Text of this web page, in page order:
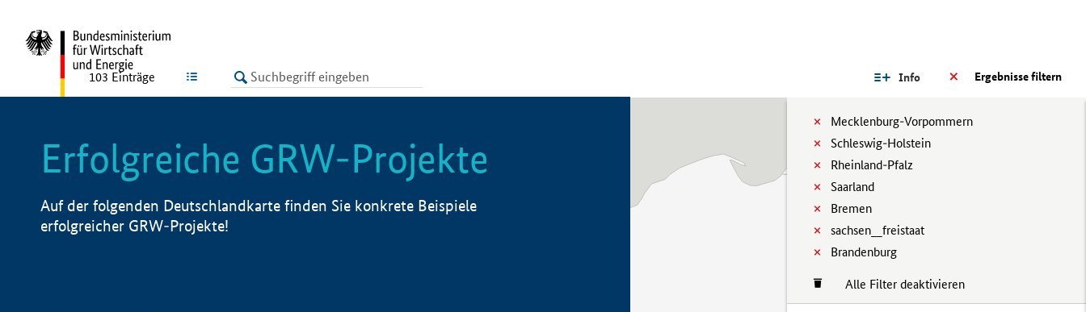
LISTE Ergebnisse filtern
Info
Mecklenburg-Vorpommern
Schleswig-Holstein
Rheinland-Pfalz
Saarland
Bremen
sachsen__freistaat
Brandenburg
Alle Filter deaktivieren
103 Einträge
Erfolgreiche GRW-Projekte
Auf der folgenden Deutschlandkarte finden Sie konkrete Beispiele
erfolgreicher GRW-Projekte!